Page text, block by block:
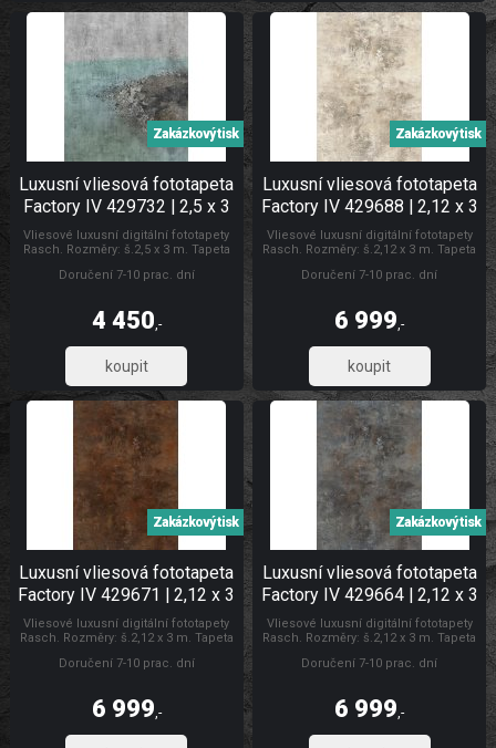
Luxusní vliesová fototapeta
Factory IV 429732 | 2,5 x 3
m | Lepidlo zdarma
Vliesové luxusní digitální fototapety
Rasch. Rozměry: š.2,5 x 3 m. Tapeta
pouze zeď. Vliesové tapety na zeď se
zakrytí jemných prasklin. Fototapety
Zakázkový tisk
Doručení 7-10 prac. dní
4 450,-
3 677,69
Luxusní vliesová fototapeta
Factory IV 429688 | 2,12 x 3
m | Lepidlo zdarma
Vliesové luxusní digitální fototapety
Rasch. Rozměry: š.2,12 x 3 m. Tapeta
pouze zeď. Vliesové tapety na zeď se
zakrytí jemných prasklin. Fototapety
vliesové Luxusní vliesové fototapety
Zakázkový tisk
Doručení 7-10 prac. dní
6 999,-
5 784,30
Luxusní vliesová fototapeta
Factory IV 429671 | 2,12 x 3
m | Lepidlo zdarma
Vliesové luxusní digitální fototapety
Rasch. Rozměry: š.2,12 x 3 m. Tapeta
pouze zeď. Vliesové tapety na zeď se
zakrytí jemných prasklin. Fototapety
Zakázkový tisk
Doručení 7-10 prac. dní
6 999,-
Luxusní vliesová fototapeta
Factory IV 429664 | 2,12 x 3
m | Lepidlo zdarma
Vliesové luxusní digitální fototapety
Rasch. Rozměry: š.2,12 x 3 m. Tapeta
pouze zeď. Vliesové tapety na zeď se
zakrytí jemných prasklin. Fototapety
Zakázkový tisk
Doručení 7-10 prac. dní
6 999,-